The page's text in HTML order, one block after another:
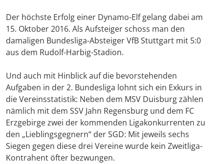
Der höchste Erfolg einer Dynamo-Elf gelang dabei am
15. Oktober 2016. Als Aufsteiger schoss man den
damaligen Bundesliga-Absteiger VfB Stuttgart mit 5:0
aus dem Rudolf-Harbig-Stadion.
Und auch mit Hinblick auf die bevorstehenden
Aufgaben in der 2. Bundesliga lohnt sich ein Exkurs in
die Vereinsstatistik: Neben dem MSV Duisburg zählen
nämlich mit dem SSV Jahn Regensburg und dem FC
Erzgebirge zwei der kommenden Ligakonkurrenten zu
den „Lieblingsgegnern“ der SGD: Mit jeweils sechs
Siegen gegen diese drei Vereine wurde kein Zweitliga-
Kontrahent öfter bezwungen.